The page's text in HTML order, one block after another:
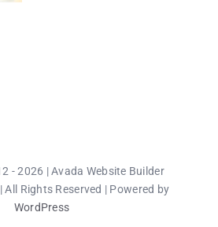
- 2026 | Avada Website Builder
| All Rights Reserved | Powered by
WordPress